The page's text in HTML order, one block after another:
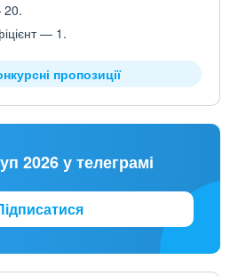
20.
— 1.
пропозиції
2026 у телеграмі